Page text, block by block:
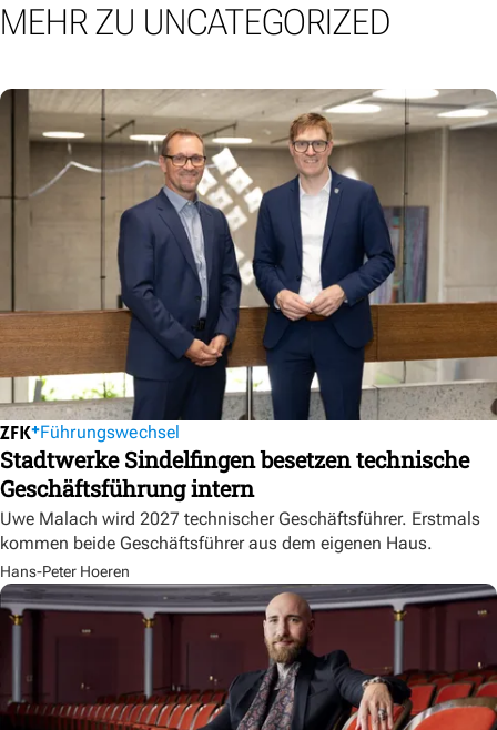
MEHR ZU UNCATEGORIZED
Führungswechsel
Stadtwerke Sindelfingen besetzen technische
Geschäftsführung intern
Uwe Malach wird 2027 technischer Geschäftsführer. Erstmals
kommen beide Geschäftsführer aus dem eigenen Haus.
Hans-Peter Hoeren